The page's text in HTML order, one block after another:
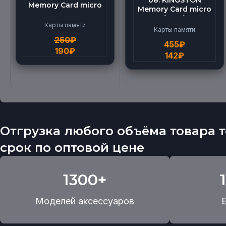
Memory Card micro
Speed (4G)
Карты памяти
250₽
190₽
Memory Card micro
(512G)
Карты памяти
455₽
142₽
Отгрузка любого объёма товара
срок по оптовой цене
1300+
Моделей аксессуаров